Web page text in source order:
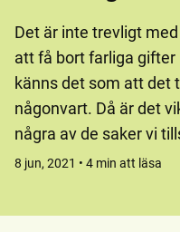
Det är inte trevligt
att få bort farliga gifter
känns det som att det
någonvart. Då är det
några av de saker vi
8 jun, 2021 • 4 min att läsa